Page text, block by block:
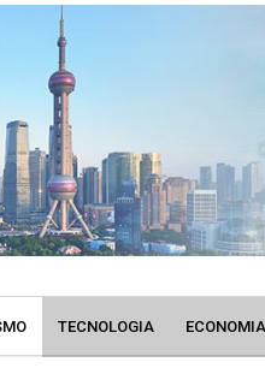
TECNOLOGIA ECONOMIA